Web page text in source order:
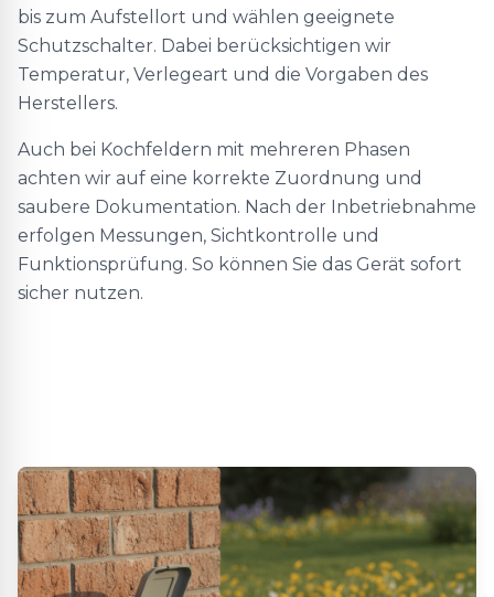
bis zum Aufstellort und wählen geeignete
Schutzschalter. Dabei berücksichtigen wir
Temperatur, Verlegeart und die Vorgaben des
Herstellers.
Auch bei Kochfeldern mit mehreren Phasen
achten wir auf eine korrekte Zuordnung und
saubere Dokumentation. Nach der Inbetriebnahme
erfolgen Messungen, Sichtkontrolle und
Funktionsprüfung. So können Sie das Gerät sofort
sicher nutzen.